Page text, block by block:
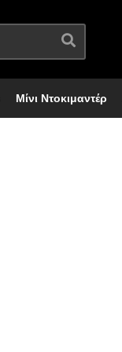
Μίνι Ντοκιμαντέρ